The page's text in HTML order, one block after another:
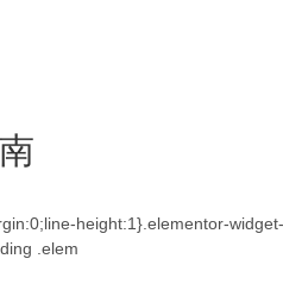
height:1}.elementor-
.elem